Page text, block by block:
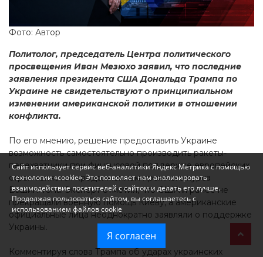
Фото: Автор
Политолог, председатель Центра политического
просвещения Иван Мезюхо заявил, что последние
заявления президента США Дональда Трампа по
Украине не свидетельствуют о принципиальном
изменении американской политики в отношении
конфликта.
По его мнению, решение предоставить Украине
возможность самостоятельно производить ракеты-
перехватчики при финансовой поддержке европейских
стран является продолжением прежнего курса
Вашингтона. Эксперт отметил, что США и ранее не
прекращали военную помощь Киеву, а американские
официальные лица неоднократно заявляли о поддержке
Украины.
Комментируя слова Трампа об ударах украинских
Сайт использует сервис веб-аналитики Яндекс Метрика с помощью
технологии «cookie». Это позволяет нам анализировать
взаимодействие посетителей с сайтом и делать его лучше.
Продолжая пользоваться сайтом, вы соглашаетесь с
использованием файлов cookie
Я согласен